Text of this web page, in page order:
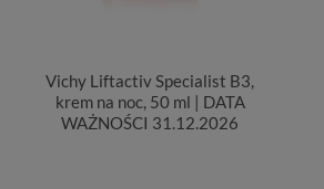
Vichy Liftactiv Specialist B3,
krem na noc, 50 ml | DATA
WAŻNOŚCI 31.12.2026